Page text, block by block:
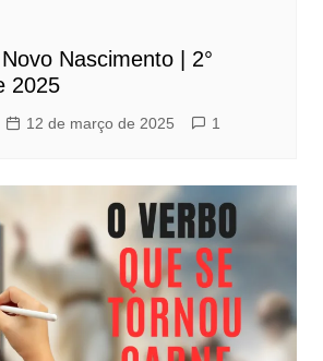
Nascimento | 2°
2025
12 de março de 2025 1